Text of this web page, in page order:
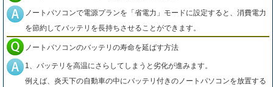
ノートパソコンで電源プランを「省電力」モードに設定すると、消費電力
を節約してバッテリを長持ちさせることができます。
ノートパソコンのバッテリの寿命を延ばす方法
1、バッテリを高温にさらしてしまうと劣化が進みます。
例えば、炎天下の自動車の中にバッテリ付きのノートパソコンを放置する